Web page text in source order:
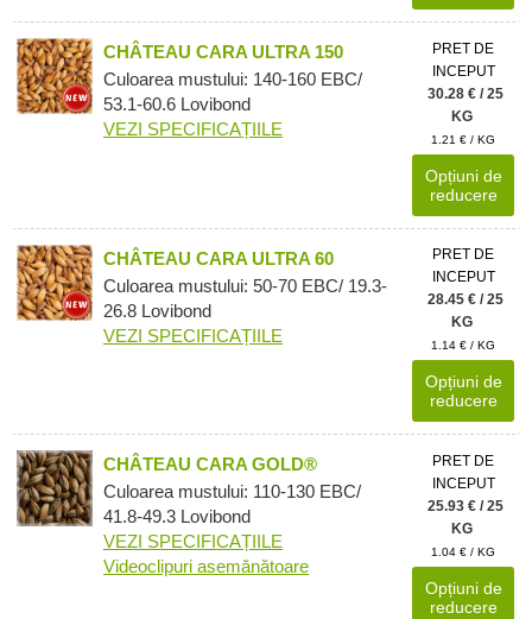
CHÂTEAU CARA ULTRA 150
Culoarea mustului: 140-160 EBC/
53.1-60.6 Lovibond
VEZI SPECIFICAȚIILE
PRET DE
INCEPUT
30.28 € / 25
KG
1.21 € / KG
Opțiuni de
reducere
CHÂTEAU CARA ULTRA 60
Culoarea mustului: 50-70 EBC/ 19.3-
26.8 Lovibond
VEZI SPECIFICAȚIILE
PRET DE
INCEPUT
28.45 € / 25
KG
1.14 € / KG
Opțiuni de
reducere
CHÂTEAU CARA GOLD®
Culoarea mustului: 110-130 EBC/
41.8-49.3 Lovibond
VEZI SPECIFICAȚIILE
Videoclipuri asemănătoare
PRET DE
INCEPUT
25.93 € / 25
KG
1.04 € / KG
Opțiuni de
reducere